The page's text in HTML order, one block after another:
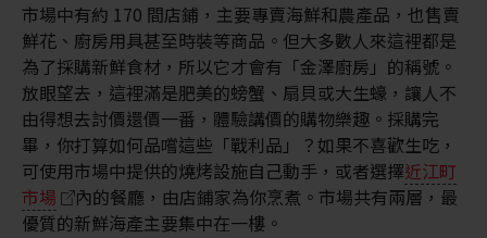
市場中有約 170 間店鋪，主要專賣海鮮和農產品，也售賣
鮮花、廚房用具甚至時裝等商品。但大多數人來這裡都是
為了採購新鮮食材，所以它才會有「金澤廚房」的稱號。
放眼望去，這裡滿是肥美的螃蟹、扇貝或大生蠔，讓人不
由得想去討價還價一番，體驗講價的購物樂趣。採購完
畢，你打算如何品嚐這些「戰利品」？如果不喜歡生吃，
可使用市場中提供的燒烤設施自己動手，或者選擇近江町
市場
內的餐廳，由店鋪家為你烹煮。市場共有兩層，最
優質的新鮮海產主要集中在一樓。